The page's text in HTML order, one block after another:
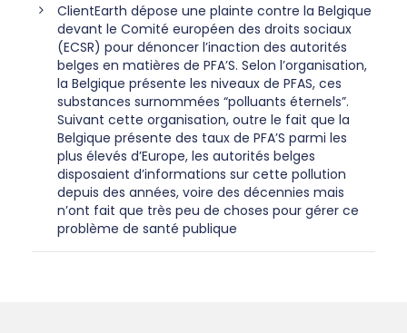
ClientEarth dépose une plainte contre la Belgique
devant le Comité européen des droits sociaux
(ECSR) pour dénoncer l’inaction des autorités
belges en matières de PFA’S. Selon l’organisation,
la Belgique présente les niveaux de PFAS, ces
substances surnommées “polluants éternels”.
Suivant cette organisation, outre le fait que la
Belgique présente des taux de PFA’S parmi les
plus élevés d’Europe, les autorités belges
disposaient d’informations sur cette pollution
depuis des années, voire des décennies mais
n’ont fait que très peu de choses pour gérer ce
problème de santé publique